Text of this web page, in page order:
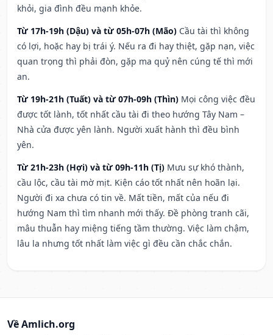
khỏi, gia đình đều mạnh khỏe.
Từ 17h-19h (Dậu) và từ 05h-07h (Mão) Cầu tài thì không
có lợi, hoặc hay bị trái ý. Nếu ra đi hay thiệt, gặp nạn, việc
quan trọng thì phải đòn, gặp ma quỷ nên cúng tế thì mới
an.
Từ 19h-21h (Tuất) và từ 07h-09h (Thìn) Mọi công việc đều
được tốt lành, tốt nhất cầu tài đi theo hướng Tây Nam –
Nhà cửa được yên lành. Người xuất hành thì đều bình
yên.
Từ 21h-23h (Hợi) và từ 09h-11h (Tị) Mưu sự khó thành,
cầu lộc, cầu tài mờ mịt. Kiện cáo tốt nhất nên hoãn lại.
Người đi xa chưa có tin về. Mất tiền, mất của nếu đi
hướng Nam thì tìm nhanh mới thấy. Đề phòng tranh cãi,
mâu thuẫn hay miệng tiếng tầm thường. Việc làm chậm,
lâu la nhưng tốt nhất làm việc gì đều cần chắc chắn.
Về Amlich.org